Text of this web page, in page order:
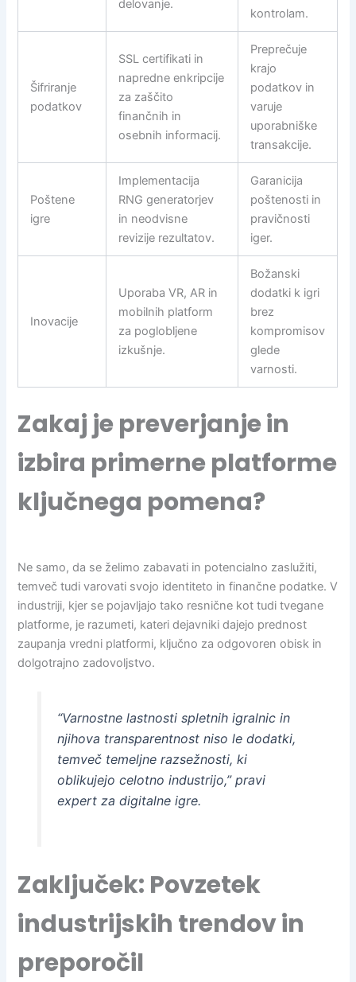
delovanje.
kontrolam.
Šifriranje
podatkov
SSL certifikati in
napredne enkripcije
za zaščito
finančnih in
osebnih informacij.
Preprečuje
krajo
podatkov in
varuje
uporabniške
transakcije.
Poštene
igre
Implementacija
RNG generatorjev
in neodvisne
revizije rezultatov.
Garanicija
poštenosti in
pravičnosti
iger.
Inovacije
Uporaba VR, AR in
mobilnih platform
za poglobljene
izkušnje.
Božanski
dodatki k igri
brez
kompromisov
glede
varnosti.
Zakaj je preverjanje in
izbira primerne platforme
ključnega pomena?
Ne samo, da se želimo zabavati in potencialno zaslužiti,
temveč tudi varovati svojo identiteto in finančne podatke. V
industriji, kjer se pojavljajo tako resnične kot tudi tvegane
platforme, je razumeti, kateri dejavniki dajejo prednost
zaupanja vredni platformi, ključno za odgovoren obisk in
dolgotrajno zadovoljstvo.
“Varnostne lastnosti spletnih igralnic in
njihova transparentnost niso le dodatki,
temveč temeljne razsežnosti, ki
oblikujejo celotno industrijo,” pravi
expert za digitalne igre.
Zaključek: Povzetek
industrijskih trendov in
preporočil